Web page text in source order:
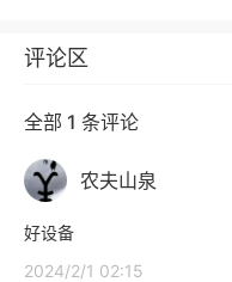
评论区
全部 1 条评论
农夫山泉
好设备
2024/2/1 02:15